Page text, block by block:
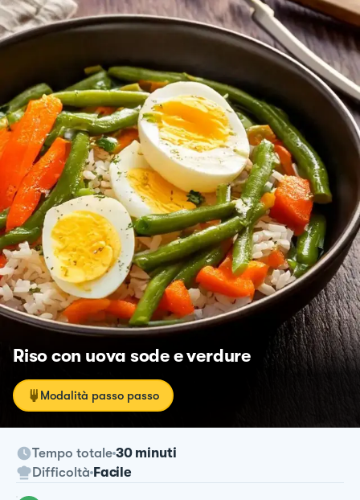
Riso con uova sode e verdure
Modalità passo passo
Tempo totale 30 minuti
Difficoltà Facile